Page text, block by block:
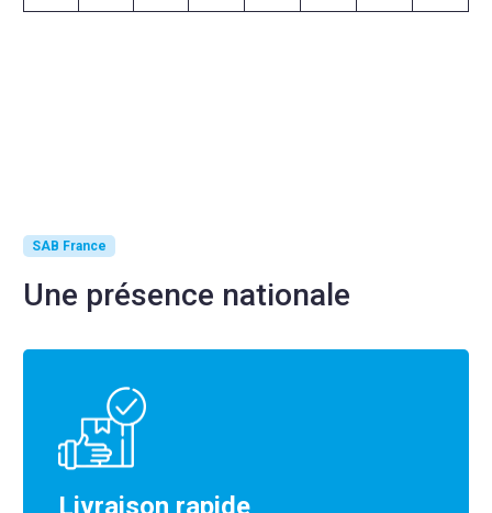
SAB France
Une présence nationale
Livraison rapide